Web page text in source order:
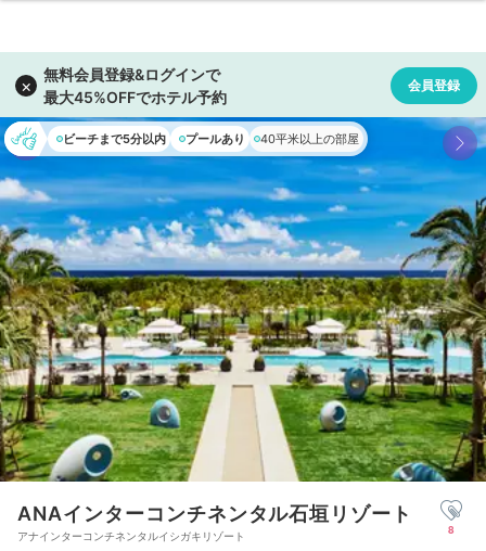
ビーチまで5分以内 プールあり 40平米以上の部屋
ANAインターコンチネンタル石垣リゾート
アナインターコンチネンタルイシガキリゾート 8